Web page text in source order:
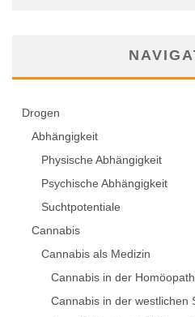
Drogen
Abhängigkeit
Physische Abhängigkeit
Psychische Abhängigkeit
Suchtpotentiale
Cannabis
Cannabis als Medizin
Cannabis in der
Cannabis in der westlichen